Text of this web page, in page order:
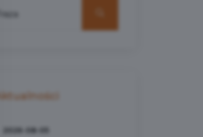
Aktualności
2026-08-05